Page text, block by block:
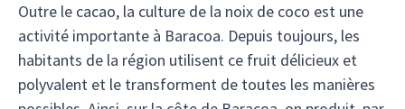
Outre le cacao, la culture de la noix de coco est une
activité importante à Baracoa. Depuis toujours, les
habitants de la région utilisent ce fruit délicieux et
polyvalent et le transforment de toutes les manières